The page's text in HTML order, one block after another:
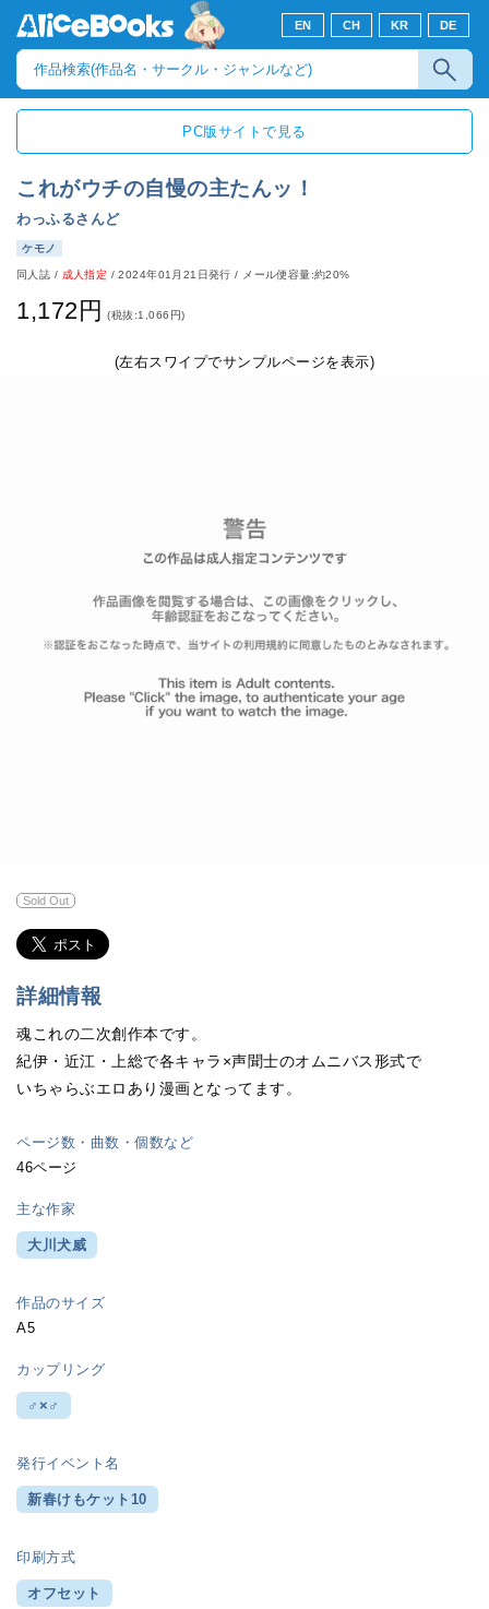
EN CH KR DE
PC版サイトで見る
これがウチの自慢の主たんッ！
わっふるさんど
ケモノ
同人誌 / 成人指定 /2024年01月21日発行 / メール便容量:約20%
1,172円 (税抜:1,066円)
(左右スワイプでサンプルページを表示)
Sold Out
詳細情報
魂これの二次創作本です。
紀伊・近江・上総で各キャラ×声聞士のオムニバス形式で
いちゃらぶエロあり漫画となってます。
ページ数・曲数・個数など
46ページ
主な作家
大川犬威
作品のサイズ
A5
カップリング
♂×♂
発行イベント名
新春けもケット10
印刷方式
オフセット